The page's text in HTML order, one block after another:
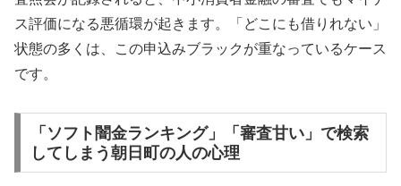
ス評価になる悪循環が起きます。「どこにも借りれない」
状態の多くは、この申込みブラックが重なっているケース
です。
「ソフト闇金ランキング」「審査甘い」で検索
してしまう朝日町の人の心理